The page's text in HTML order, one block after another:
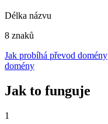
Délka názvu
8 znaků
Jak probíhá převod domény
domény
Jak to funguje
1